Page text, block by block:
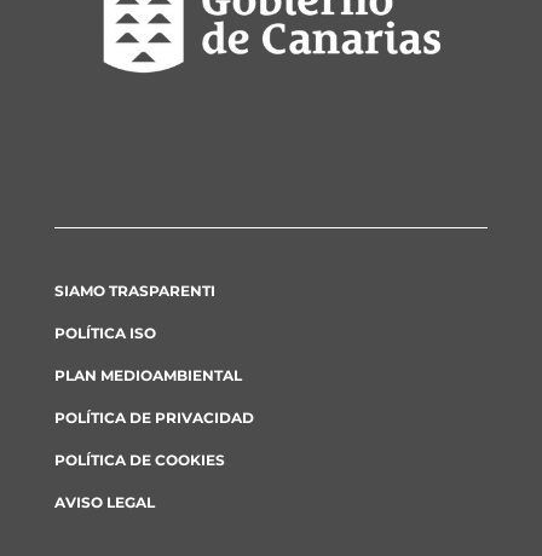
SIAMO TRASPARENTI
POLÍTICA ISO
PLAN MEDIOAMBIENTAL
POLÍTICA DE PRIVACIDAD
POLÍTICA DE COOKIES
AVISO LEGAL